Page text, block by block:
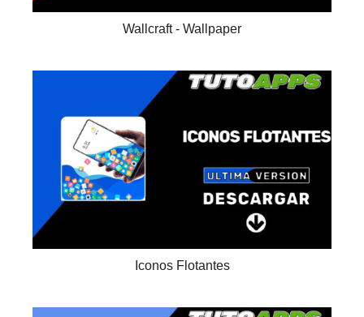
Wallcraft - Wallpaper
Iconos Flotantes